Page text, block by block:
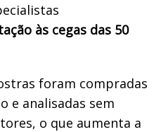
às cegas das 50
foram compradas
e analisadas sem
o que aumenta a